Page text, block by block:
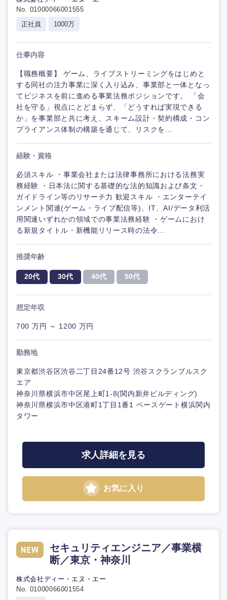
No. 01000066001555
正社員
1000万
仕事内容
【職務概要】 ゲーム、ライブストリーミングをはじめと
する同社の注力事業に深く入り込み、事業部と一体となっ
てビジネスを前に進める事業法務ポジションです。 「会
社を守る」視点にとどまらず、「どうすれば実現できる
か」を事業部と共に考え、スキーム設計・契約構成・コン
プライアンス体制の構築を通じて、リスクを...
経験・資格
必須スキル ・事業会社または法律事務所における法務実
務経験 ・日本法に関する基礎的な法的知識および条文・
ガイドライン等のリサーチ力 歓迎スキル ・エンターテイ
ンメント関連(ゲーム・ライブ配信等)、IT、AI/データ利活
用関連いずれかの領域での事業法務経験 ・ゲームにおけ
る新規タイトル・新機能リリース時の法令...
推奨年齢
20代 30代 40代 50代
想定年収
700 万円 ～ 1200 万円
勤務地
東京都渋谷区渋谷二丁目24番12号 渋谷スクランブルスク
エア
神奈川県横浜市中区尾上町1-8(関内新井ビルディング)
神奈川県横浜市中区港町1丁目1番1 ベースゲート横浜関内
タワー
求人詳細を見る
お気に入り
セキュリティエンジニア／事業横
断／東京・神奈川
株式会社ディー・エヌ・エー
No. 01000066001554